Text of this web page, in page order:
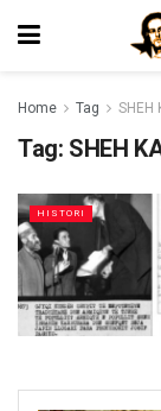
Home Tag SHEH
Tag: SHEH
HISTORI